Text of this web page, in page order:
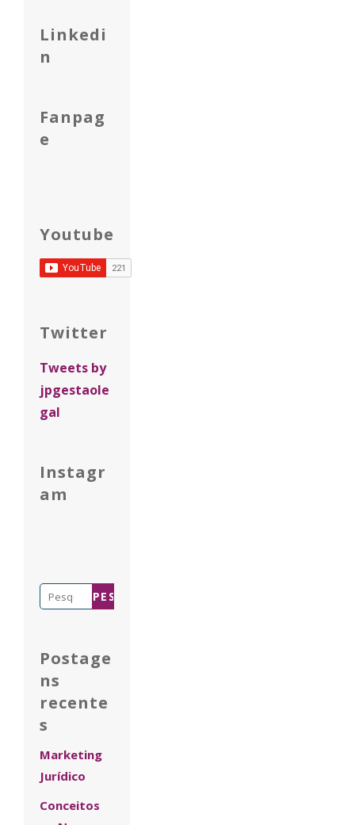
Linkedi
n
Fanpag
e
Youtube
Twitter
Tweets by
jpgestaole
gal
Instagr
am
Pesquisar
Postage
ns
recente
s
Marketing
Jurídico
Conceitos